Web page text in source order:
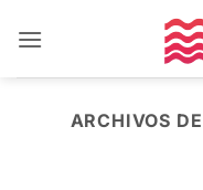
ARCHIVOS